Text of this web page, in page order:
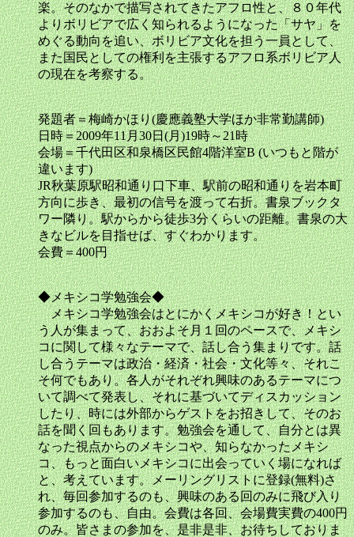
楽。そのなかで描写されてきたアフロ性と、８０年代
よりボリビアで広く知られるようになった「サヤ」を
めぐる動向を追い、ボリビア文化を担う一員として、
また国民としての権利を主張するアフロ系ボリビア人
の現在を考察する。
発題者＝梅崎かほり(慶應義塾大学ほか非常勤講師)
日時＝2009年11月30日(月)19時～21時
会場＝千代田区和泉橋区民館4階洋室B (いつもと階が
違います)
JR秋葉原駅昭和通り口下車、駅前の昭和通りを岩本町
方向に歩き、最初の信号を渡って右折。書泉ブックタ
ワー隣り。駅からから徒歩3分くらいの距離。書泉の大
きなビルを目指せば、すぐわかります。
会費＝400円
◆メキシコ学勉強会◆
メキシコ学勉強会はとにかくメキシコが好き！とい
う人が集まって、おおよそ月１回のペースで、メキシ
コに関して様々なテーマで、話し合う集まりです。話
し合うテーマは政治・経済・社会・文化等々、それこ
そ何でもあり。各人がそれぞれ興味のあるテーマにつ
いて調べて発表し、それに基づいてディスカッション
したり、時には外部からゲストをお招きして、そのお
話を聞く回もあります。勉強会を通して、自分とは異
なった視点からのメキシコや、知らなかったメキシ
コ、もっと面白いメキシコに出会っていく場になれば
と、考えています。メーリングリストに登録(無料)さ
れ、毎回参加するのも、興味のある回のみに飛び入り
参加するのも、自由。会費は各回、会場費実費の400円
のみ。皆さまの参加を、是非是非、お待ちしておりま